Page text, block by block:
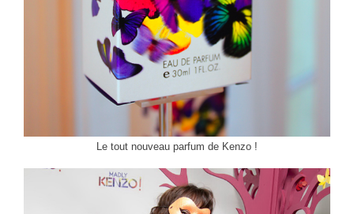
Le tout nouveau parfum de Kenzo !